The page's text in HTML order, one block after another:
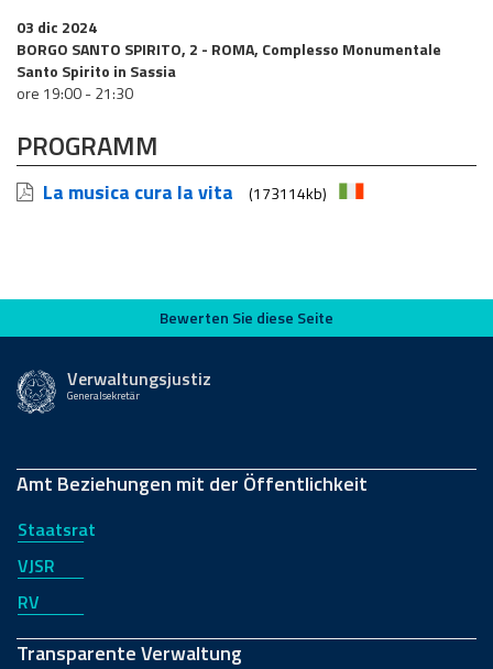
03 dic 2024
BORGO SANTO SPIRITO, 2 - ROMA, Complesso Monumentale
Santo Spirito in Sassia
ore 19:00 - 21:30
PROGRAMM
La musica cura la vita (173114kb)
Bewerten Sie diese Seite
Bewerten Sie diese Seite
Verwaltungsjustiz
Generalsekretär
Amt Beziehungen mit der Öffentlichkeit
Staatsrat
VJSR
RV
Transparente Verwaltung